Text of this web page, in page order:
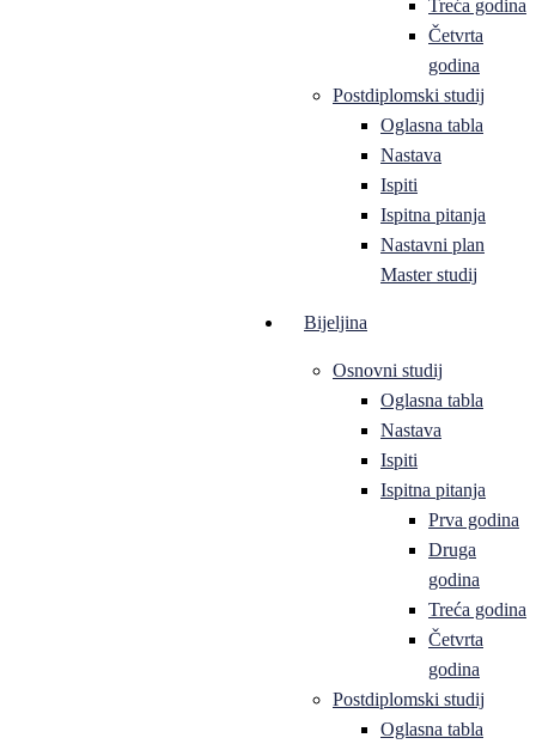
Treća godina
Četvrta
godina
Postdiplomski studij
Oglasna tabla
Nastava
Ispiti
Ispitna pitanja
Nastavni plan
Master studij
Bijeljina
Osnovni studij
Oglasna tabla
Nastava
Ispiti
Ispitna pitanja
Prva godina
Druga
godina
Treća godina
Četvrta
godina
Postdiplomski studij
Oglasna tabla